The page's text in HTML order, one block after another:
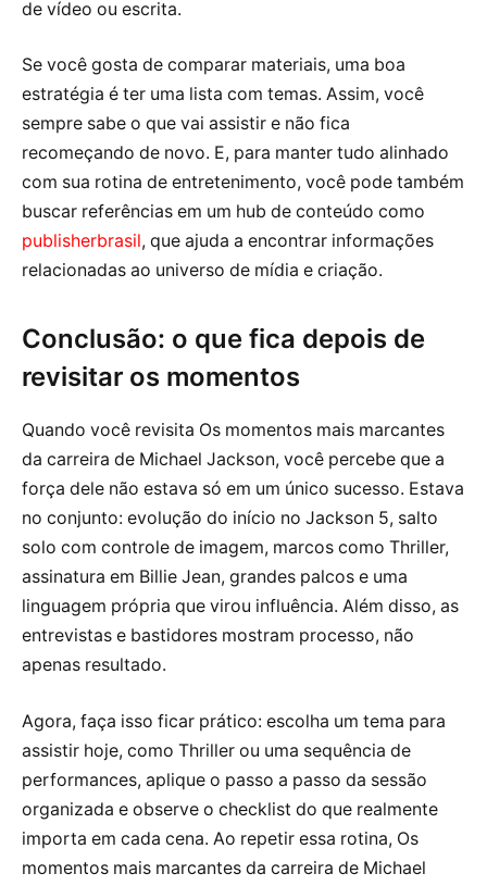
de vídeo ou escrita.
Se você gosta de comparar materiais, uma boa
estratégia é ter uma lista com temas. Assim, você
sempre sabe o que vai assistir e não fica
recomeçando de novo. E, para manter tudo alinhado
com sua rotina de entretenimento, você pode também
buscar referências em um hub de conteúdo como
publisherbrasil, que ajuda a encontrar informações
relacionadas ao universo de mídia e criação.
Conclusão: o que fica depois de
revisitar os momentos
Quando você revisita Os momentos mais marcantes
da carreira de Michael Jackson, você percebe que a
força dele não estava só em um único sucesso. Estava
no conjunto: evolução do início no Jackson 5, salto
solo com controle de imagem, marcos como Thriller,
assinatura em Billie Jean, grandes palcos e uma
linguagem própria que virou influência. Além disso, as
entrevistas e bastidores mostram processo, não
apenas resultado.
Agora, faça isso ficar prático: escolha um tema para
assistir hoje, como Thriller ou uma sequência de
performances, aplique o passo a passo da sessão
organizada e observe o checklist do que realmente
importa em cada cena. Ao repetir essa rotina, Os
momentos mais marcantes da carreira de Michael